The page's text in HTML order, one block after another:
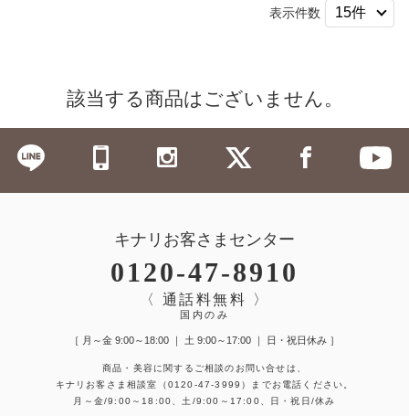
表示件数
該当する商品はございません。
キナリお客さまセンター
0120-47-8910
〈 通話料無料 〉
国内のみ
［ 月～金 9:00～18:00 ｜ 土 9:00～17:00 ｜ 日・祝日休み ］
商品・美容に関するご相談のお問い合せは、
キナリお客さま相談室
（0120-47-3999）
までお電話ください。
月～金/9:00～18:00、土/9:00～17:00、日・祝日/休み